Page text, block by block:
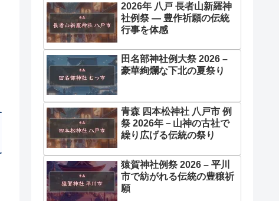
2026年 八戸 長者山新羅神
社例祭 ― 豊作祈願の伝統
行事を体感
田名部神社例大祭 2026 –
豪華絢爛な下北の夏祭り
青森 四本松神社 八戸市 例
祭 2026年－山神の古社で
繰り広げる伝統の祭り
猿賀神社例祭 2026 – 平川
市で紡がれる伝統の豊穣祈
願